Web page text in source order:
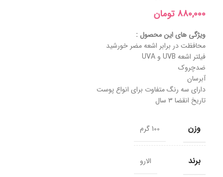
تومان
ویژگی های این محصول :
محافظت در برابر اشعه مضر خورشید
فیلتر اشعه UVB و UVA
ضدچروک
آبرسان
دارای سه رنگ متفاوت برای انواع پوست
تاریخ انقضا ۳ سال
وزن 100 گرم
برند الارو